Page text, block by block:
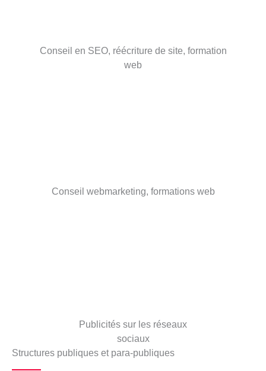
Conseil en SEO, réécriture de site, formation
web
Conseil webmarketing, formations web
Publicités sur les réseaux
sociaux
Structures publiques et para-publiques